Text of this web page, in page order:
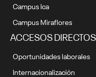
Campus Ica
Campus Miraflores
ACCESOS DIRECTOS
Oportunidades laborales
Internacionalización